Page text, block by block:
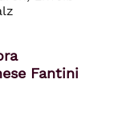
Fantini